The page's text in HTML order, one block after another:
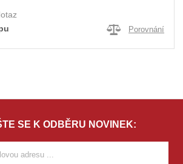
Porovnání
SE K ODBĚRU NOVINEK: